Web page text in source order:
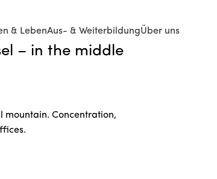
& LebenAus- & WeiterbildungÜber uns
– in the middle
mountain. Concentration,